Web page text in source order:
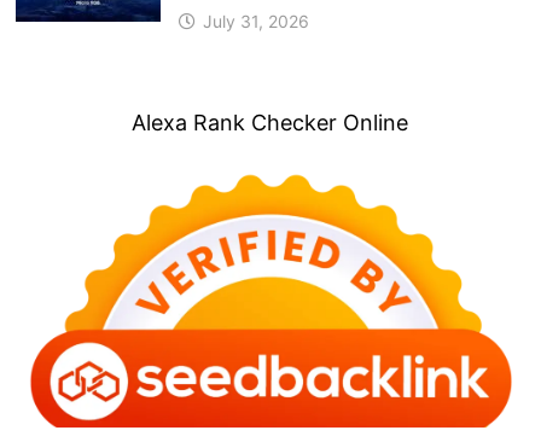
July 31, 2026
Alexa Rank Checker Online